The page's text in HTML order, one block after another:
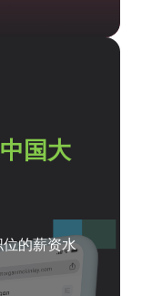
中国大
的薪资水